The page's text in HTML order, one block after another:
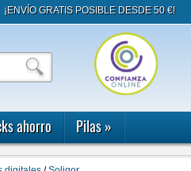
¡ENVÍO GRATIS POSIBLE DESDE 50 €!
ahorro Pilas»